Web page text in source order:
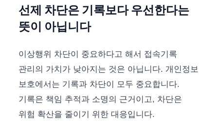
선제 차단은 기록보다 우선한다는
뜻이 아닙니다
이상행위 차단이 중요하다고 해서 접속기록
관리의 가치가 낮아지는 것은 아닙니다. 개인정보
보호에서는 기록과 차단이 모두 중요합니다.
기록은 책임 추적과 소명의 근거이고, 차단은
위험 확산을 줄이기 위한 대응입니다.